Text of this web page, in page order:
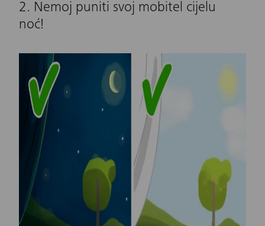
2. Nemoj puniti svoj mobitel cijelu
noć!